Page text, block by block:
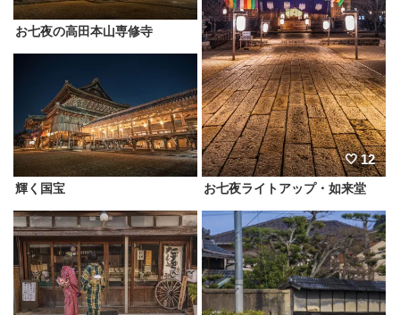
12
お七夜ライトアップ・如来堂
お七夜の高田本山専修寺
輝く国宝